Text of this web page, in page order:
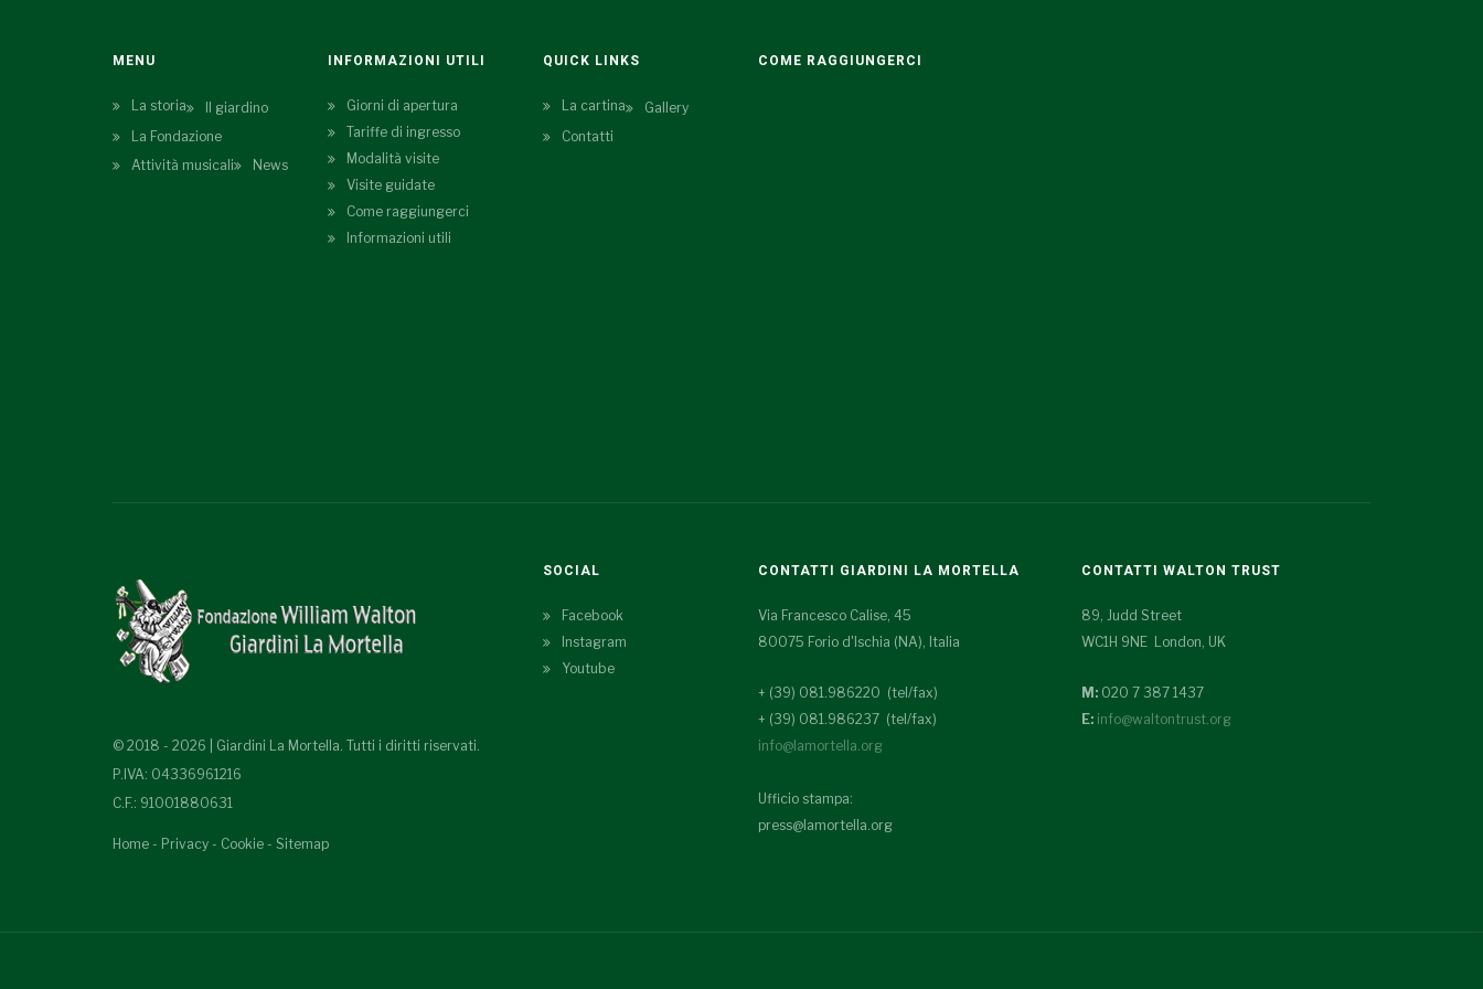
MENU
La storia
Il giardino
La Fondazione
Attività musicali
News
INFORMAZIONI UTILI
Giorni di apertura
Tariffe di ingresso
Modalità visite
Visite guidate
Come raggiungerci
Informazioni utili
QUICK LINKS
La cartina
Gallery
Contatti
COME RAGGIUNGERCI
© 2018 - 2026 | Giardini La Mortella. Tutti i diritti riservati.
P.IVA: 04336961216
C.F.: 91001880631
Home - Privacy - Cookie - Sitemap
SOCIAL
Facebook
Instagram
Youtube
CONTATTI GIARDINI LA MORTELLA
Via Francesco Calise, 45
80075 Forio d'Ischia (NA), Italia
+ (39) 081.986220 (tel/fax)
+ (39) 081.986237 (tel/fax)
info@lamortella.org
Ufficio stampa:
press@lamortella.org
CONTATTI WALTON TRUST
89, Judd Street
WC1H 9NE London, UK
M:020 7 387 1437
E: info@waltontrust.org